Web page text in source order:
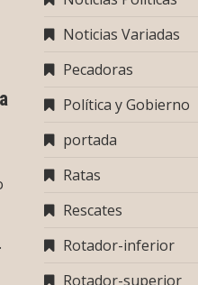
Noticias Variadas
Pecadoras
Política y Gobierno
portada
Ratas
Rescates
Rotador-inferior
Rotador-superior